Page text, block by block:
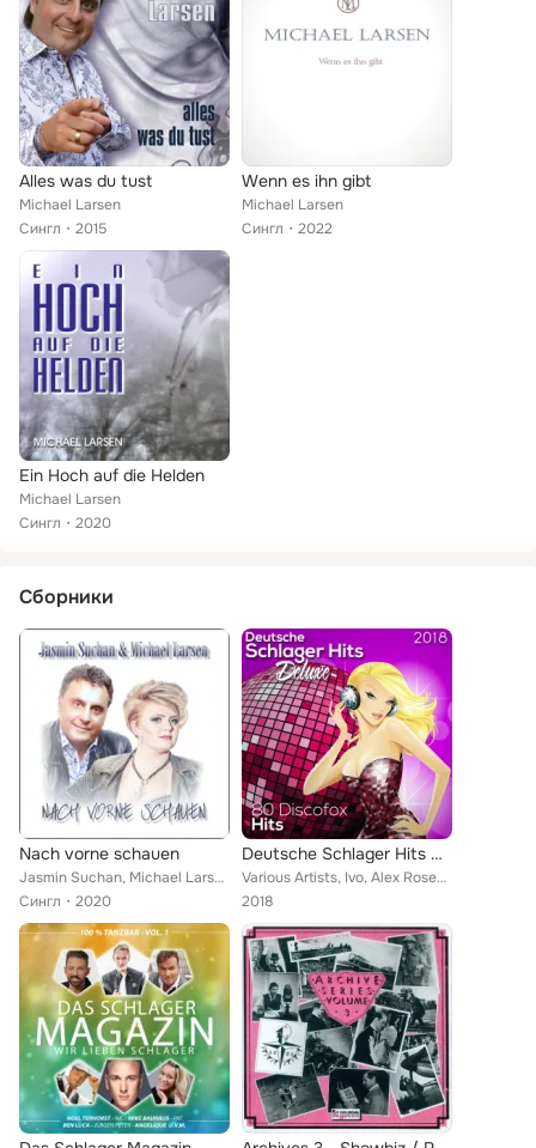
Alles was du tust
Michael Larsen
Сингл
2015
Wenn es ihn gibt
Michael Larsen
Сингл
2022
Ein Hoch auf die Helden
Michael Larsen
Сингл
2020
Сборники
Nach vorne schauen
Jasmin Suchan, Michael Larsen
Сингл
2020
Deutsche Schlager Hits Deluxe 2018 (80 Discofox Hits)
Various Artists, Ivo, Alex Rosenrot, NIC, Emotions, Sasha Berger, Michael Reinecke, Andre Gold, Elany, Wellenschlag feat. Kate, ...
2018